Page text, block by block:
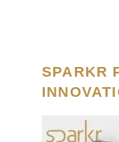
SPARKR